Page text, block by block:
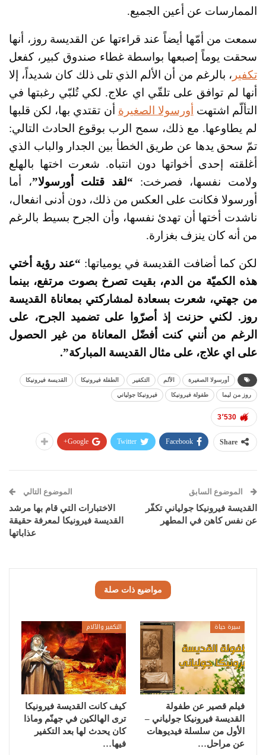
الممارسات عن أعين الجميع.
سمعت من أمّها أيضاً عند قراءتها عن القديسة روز، أنها
سحقت يوماً إصبعها بواسطة غطاء صندوق كبير، كفعل
تكفير ، بالرغم من أن الألم الذي تلى ذلك كان شديداً، إلا
أنها لم توافق على تلقّي اي علاج. لكي تُلبّي رغبتها في
التألّم اشتهت أورسولا الصغيرة أن تقتدي بها، لكن قلبها
لم يطاوعها. مع ذلك، سمح الرب بوقوع الحادث التالي:
تمّ سحق يدها عن طريق الخطأ بين الجدار والباب الذي
أغلقته إحدى أخواتها دون انتباه. شعرت اختها بالهلع
ولامت نفسها، فصرخت: “لقد قتلت أورسولا”، أما
أورسولا فكانت على العكس من ذلك، دون أدنى انفعال،
ناشدت أختها أن تهدئ نفسها، وأن الجرح بسيط بالرغم
من أنه كان ينزف بغزارة.
لكن كما أضافت القديسة في يومياتها: “عند رؤية أختي
هذه الكميّة من الدم، بقيت تصرخ بصوت مرتفع، بينما
من جهتي، شعرت بسعادة لمشاركتي بمعاناة القديسة
روز. لكني حزنت إذ أصرّوا على تضميد الجرح، على
الرغم من أنني كنت أفضّل المعاناة من غير الحصول
على اي علاج، على مثال القديسة المباركة”.
أورسولا الصغيرة الألم التكفير الطفلة فيرونيكا القديسة فيرونيكا
روز من ليما طفولة فيرونيكا فيرونيكا جولياني
3٬530
Share
Facebook
Twitter
Google+
الموضوع السابق
القديسة فيرونيكا جولياني تكفّر
عن نفس كاهن في المطهر
الموضوع التالي
الاختبارات التي قام بها مرشد
القديسة فيرونيكا لمعرفة حقيقة
عذاباتها
مواضيع ذات صلة
سيرة حياة
فيلم قصير عن طفولة
القديسة فيرونيكا جولياني –
الأول من سلسلة فيديوهات
عن مراحل…
التكفير والآلام
كيف كانت القديسة فيرونيكا
ترى الهالكين في جهنّم وماذا
كان يحدث لها بعد التكفير
فيها…